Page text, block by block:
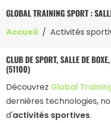
GLOBAL TRAINING SPORT :
Accueil Activités
CLUB DE SPORT, SALLE DE
(51100)
Découvrez Global
dernières technologies,
d'activités sportives.